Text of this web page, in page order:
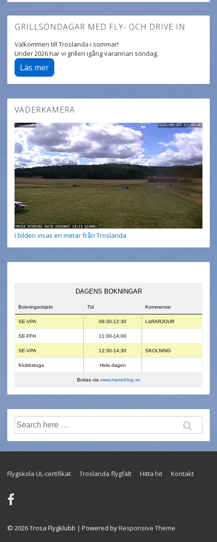
GRILLSÖNDAGAR MED FLY- OCH DRIVE IN
Välkommen till Troslanda i sommar!
Under 2026 har vi grillen igång varannan söndag.
Läs mer
VÄDERKAMERA
I bilden visas en metar från Troslanda
DAGENS BOKNINGAR
Bokningsobjekt Tid Kommentar
SE-VPA 09:30-12:30 LäRARJOUR
SE-FFH 11:00-14:00
SE-VPA 12:30-14:30 SKOLNING
Klubbstuga Hela dagen
Bokas via www.myweblog.se
Search
for:
Footer
Flygskola UL-certifikat Troslanda flygfält Hitta hit Kontakt
© 2026Trosa Flygklubb | Powered byResponsive Theme